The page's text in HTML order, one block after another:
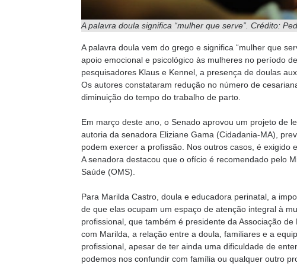
A palavra doula significa “mulher que serve”. Crédito:
A palavra doula vem do grego e significa “mulher que
apoio emocional e psicológico às mulheres no período
pesquisadores Klaus e Kennel, a presença de doulas
Os autores constataram redução no número de
diminuição do tempo do trabalho de parto.
Em março deste ano, o Senado aprovou um projeto de
autoria da senadora Eliziane Gama (Cidadania-MA),
podem exercer a profissão. Nos outros casos, é exigido
A senadora destacou que o ofício é recomendado pelo
Saúde (OMS).
Para Marilda Castro, doula e educadora perinatal, a
de que elas ocupam um espaço de atenção integral à
profissional, que também é presidente da Associação
com Marilda, a relação entre a doula, familiares e a
profissional, apesar de ter ainda uma dificuldade de
podemos nos confundir com família ou qualquer outro